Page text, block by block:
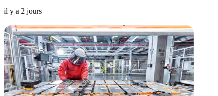
il y a 2 jours